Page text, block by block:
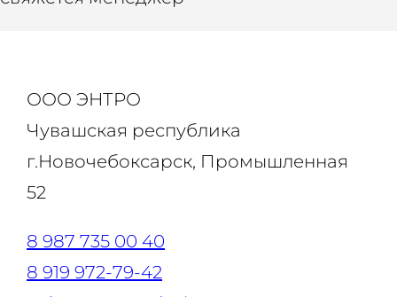
ООО ЭНТРО
Чувашская республика
г.Новочебоксарск, Промышленная
52
8 987 735 00 40
8 919 972-79-42